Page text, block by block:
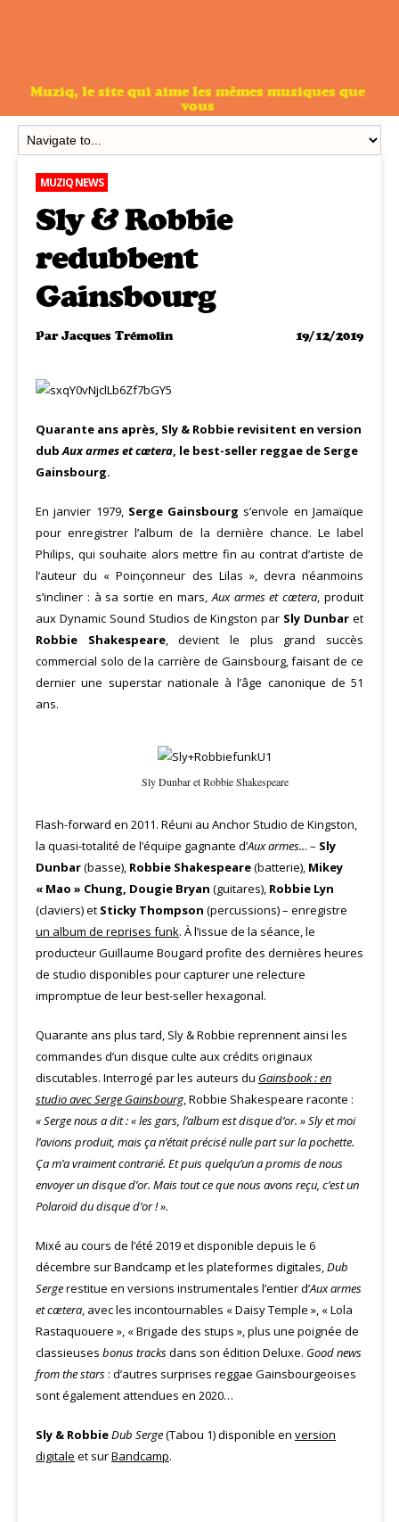
Muziq, le site qui aime les mêmes musiques que
vous
MUZIQ NEWS
Sly & Robbie
redubbent
Gainsbourg
ParJacques Trémolin 19/12/2019
Quarante ans après, Sly & Robbie revisitent en version
dubAux armes et cætera, le best-seller reggae de Serge
Gainsbourg.
En janvier 1979, Serge Gainsbourg s’envole en Jamaïque
pour enregistrer l’album de la dernière chance. Le label
Philips, qui souhaite alors mettre fin au contrat d’artiste de
l’auteur du « Poinçonneur des Lilas », devra néanmoins
s’incliner : à sa sortie en mars,Aux armes et cætera, produit
aux Dynamic Sound Studios de Kingston par Sly Dunbar et
Robbie Shakespeare, devient le plus grand succès
commercial solo de la carrière de Gainsbourg, faisant de ce
dernier une superstar nationale à l’âge canonique de 51
ans.
Sly Dunbar et Robbie Shakespeare
Flash-forward en 2011. Réuni au Anchor Studio de Kingston,
la quasi-totalité de l’équipe gagnante d’Aux armes... – Sly
Dunbar(basse), Robbie Shakespeare(batterie), Mikey
« Mao » Chung, Dougie Bryan (guitares), Robbie Lyn
(claviers) et Sticky Thompson (percussions) – enregistre
un album de reprises funk. À l’issue de la séance, le
producteur Guillaume Bougard profite des dernières heures
de studio disponibles pour capturer une relecture
impromptue de leur best-seller hexagonal.
Quarante ans plus tard, Sly & Robbie reprennent ainsi les
commandes d’un disque culte aux crédits originaux
discutables. Interrogé par les auteurs du Gainsbook : en
studio avec Serge Gainsbourg, Robbie Shakespeare raconte :
« Serge nous a dit : « les gars, l’album est disque d’or. » Sly et moi
l’avions produit, mais ça n’était précisé nulle part sur la pochette.
Ça m’a vraiment contrarié. Et puis quelqu’un a promis de nous
envoyer un disque d’or. Mais tout ce que nous avons reçu, c’est un
Polaroïd du disque d’or ! ».
Mixé au cours de l’été 2019 et disponible depuis le 6
décembre sur Bandcamp et les plateformes digitales,Dub
Sergerestitue en versions instrumentales l’entier d’Aux armes
et cætera, avec les incontournables « Daisy Temple », « Lola
Rastaquouere », « Brigade des stups », plus une poignée de
classieuses bonus tracksdans son édition Deluxe. Good news
from the stars : d’autres surprises reggae Gainsbourgeoises
sont également attendues en 2020…
Sly & RobbieDub Serge(Tabou 1) disponible en version
digitale et surBandcamp.